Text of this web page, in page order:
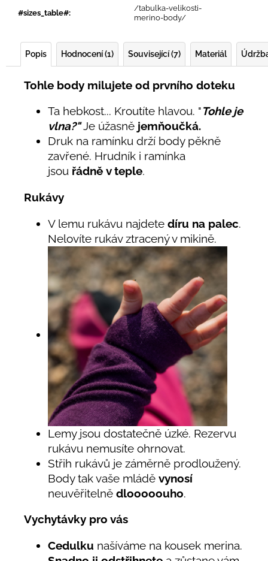
#sizes_table#:
/tabulka-velikosti-
merino-body/
Popis Hodnocení (1) Související (7) Materiál
Tohle body milujete od prvního doteku
Ta hebkost... Kroutíte hlavou. "Tohle je
vlna?" Je úžasně jemňoučká.
Druk na ramínku drží body pěkně
zavřené. Hrudník i ramínka
jsou řádně v teple.
Rukávy
V lemu rukávu najdete díru na palec.
Nelovíte rukáv ztracený v mikině.
Lemy jsou dostatečně úzké. Rezervu
rukávu nemusíte ohrnovat.
Střih rukávů je záměrně prodloužený.
Body tak vaše mládě vynosí
neuvěřitelně dlooooouho.
Vychytávky pro vás
Cedulku našíváme na kousek merina.